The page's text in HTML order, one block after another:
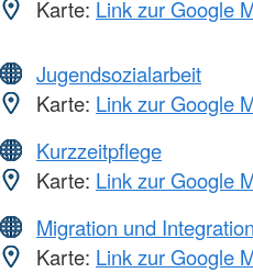
Karte: Link zur Google
Jugendsozialarbeit
Karte: Link zur Google
Kurzzeitpflege
Karte: Link zur Google
Migration und Integration
Karte: Link zur Google